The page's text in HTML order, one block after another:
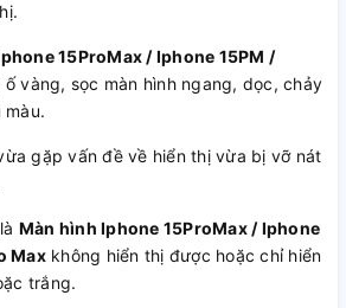
15ProMax / Iphone 15PM /
ố vàng, sọc màn hình ngang, dọc, chảy
màu.
vấn đề về hiển thị vừa bị vỡ nát
Màn hình Iphone 15ProMax / Iphone
Maxkhông hiển thị được hoặc chỉ hiển
trắng.